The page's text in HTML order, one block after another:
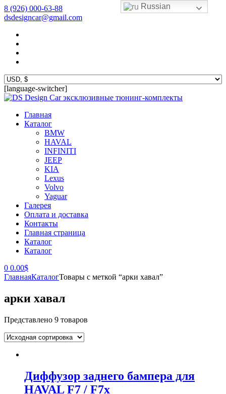
8 (926) 000-63-88
dsdesigncar@gmail.com
[language-switcher]
эксклюзивные тюнинг-комплекты
Главная
Каталог
BMW
HAVAL
INFINITI
JEEP
KIA
Lexus
Volvo
Yaguar
Галерея
Оплата и доставка
Контакты
Главная страница
Каталог
Каталог
0 0.00$
ГлавнаяКаталогТовары с меткой “арки хавал”
арки хавал
Представлено 9 товаров
Диффузор заднего бампера для
HAVAL F7 / F7x
Russian